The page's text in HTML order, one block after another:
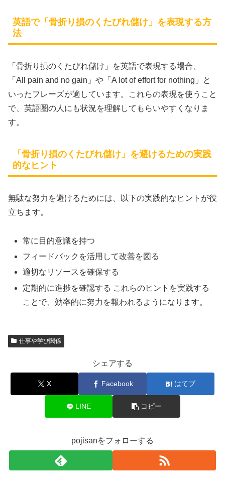
英語で「骨折り損のくたびれ儲け」を表現する方
法
「骨折り損のくたびれ儲け」を英語で表現する場合、
「All pain and no gain」や「A lot of effort for nothing」と
いったフレーズが適しています。これらの表現を使うこと
で、英語圏の人にも状況を理解してもらいやすくなりま
す。
「骨折り損のくたびれ儲け」を避けるための実践
的なヒント
無駄な努力を避けるためには、以下の実践的なヒントが役
立ちます。
常に目的意識を持つ
フィードバックを活用して改善を図る
適切なリソースを確保する
定期的に進捗を確認する これらのヒントを実践する
ことで、効率的に努力を報われるようになります。
仕事や学び関係
シェアする
X Facebook はてブ
LINE コピー
pojisanをフォローする